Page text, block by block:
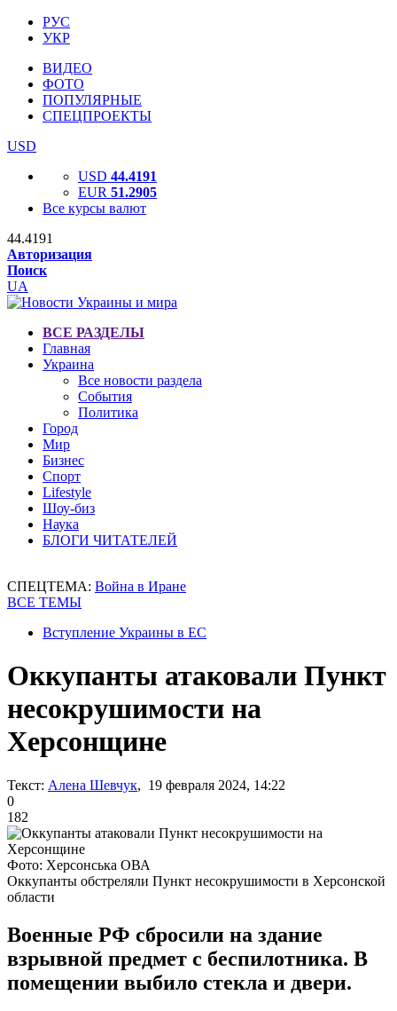
РУС
УКР
ВИДЕО
ФОТО
ПОПУЛЯРНЫЕ
СПЕЦПРОЕКТЫ
USD
USD 44.4191
EUR 51.2905
Все курсы валют
44.4191
Авторизация
Поиск
UA
ВСЕ РАЗДЕЛЫ
Главная
Украина
Все новости раздела
События
Политика
Город
Мир
Бизнес
Спорт
Lifestyle
Шоу-биз
Наука
БЛОГИ ЧИТАТЕЛЕЙ
СПЕЦТЕМА: Война в Иране
ВСЕ ТЕМЫ
Вступление Украины в ЕС
Оккупанты атаковали Пункт
несокрушимости на
Херсонщине
Текст: Алена Шевчук, 19 февраля 2024, 14:22
0
182
Фото: Херсонська ОВА
Оккупанты обстреляли Пункт несокрушимости в Херсонской
области
Военные РФ сбросили на здание
взрывной предмет с беспилотника. В
помещении выбило стекла и двери.